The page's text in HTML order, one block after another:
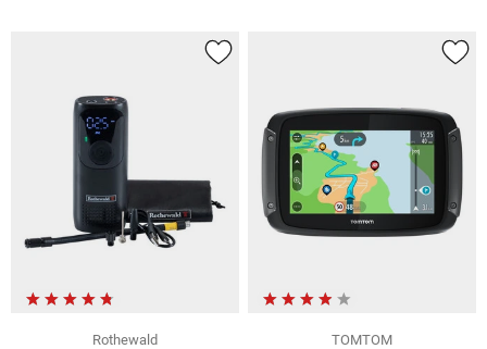
Rothewald
TOMTOM